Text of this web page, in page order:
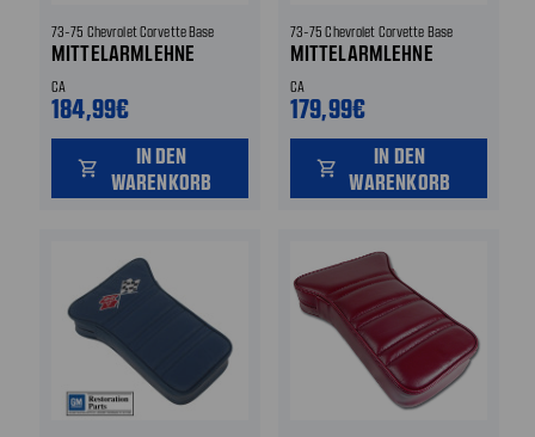
73-75 Chevrolet Corvette Base
MITTELARMLEHNE
CA
184,99€
shopping_cart
IN DEN
WARENKORB
73-75 Chevrolet Corvette Base
MITTELARMLEHNE
CA
179,99€
shopping_cart
IN DEN
WARENKORB